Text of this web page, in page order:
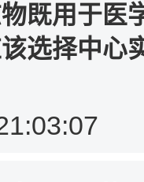
既用于医
选择中心